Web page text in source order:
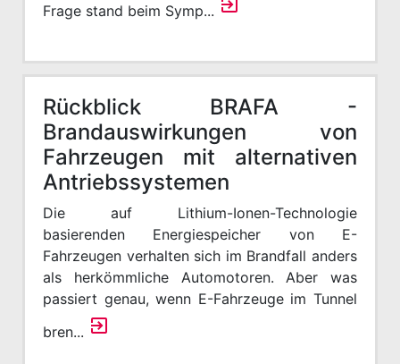
Frage stand beim Symp...
Rückblick BRAFA -
Brandauswirkungen von
Fahrzeugen mit alternativen
Antriebssystemen
Die auf Lithium-Ionen-Technologie
basierenden Energiespeicher von E-
Fahrzeugen verhalten sich im Brandfall anders
als herkömmliche Automotoren. Aber was
passiert genau, wenn E-Fahrzeuge im Tunnel
bren...